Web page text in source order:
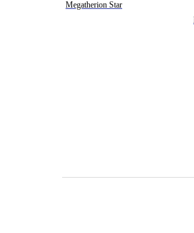
Megatherion Star